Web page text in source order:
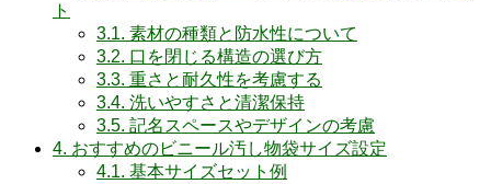
ト
3.1. 素材の種類と防水性について
3.2. 口を閉じる構造の選び方
3.3. 重さと耐久性を考慮する
3.4. 洗いやすさと清潔保持
3.5. 記名スペースやデザインの考慮
4. おすすめのビニール汚し物袋サイズ設定
4.1. 基本サイズセット例